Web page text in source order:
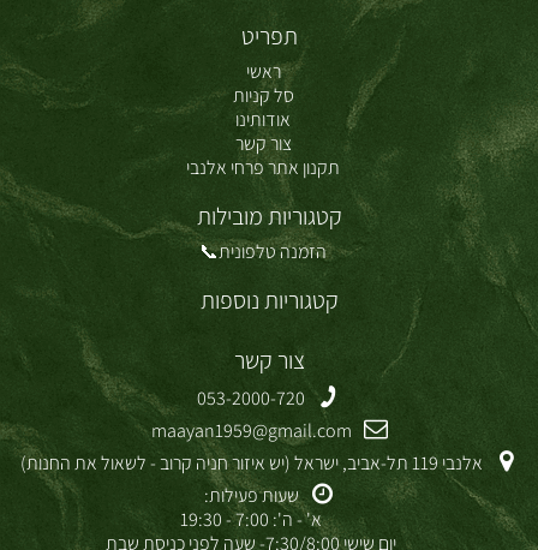
תפריט
ראשי
סל קניות
אודותינו
צור קשר
תקנון אתר פרחי אלנבי
קטגוריות מובילות
הזמנה טלפונית📞
קטגוריות נוספות
צור קשר
053-2000-720
maayan1959@gmail.com
אלנבי 119 תל-אביב, ישראל (יש איזור חניה קרוב - לשאול את החנות)
שעות פעילות:
א' - ה': 7:00 - 19:30
יום שישי 7:30/8:00- שעה לפני כניסת שבת